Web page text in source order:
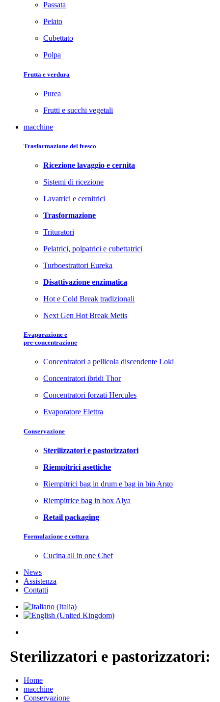
Passata
Pelato
Cubettato
Polpa
Frutta e verdura
Purea
Frutti e succhi vegetali
macchine
Trasformazione del fresco
Ricezione lavaggio e cernita
Sistemi di ricezione
Lavatrici e cernitrici
Trasformazione
Trituratori
Pelatrici, polpatrici e cubettatrici
Turboestrattori Eureka
Disattivazione enzimatica
Hot e Cold Break tradizionali
Next Gen Hot Break Metis
Evaporazione e
pre-concentrazione
Concentratori a pellicola discendente Loki
Concentratori ibridi Thor
Concentratori forzati Hercules
Evaporatore Elettra
Conservazione
Sterilizzatori e pastorizzatori
Riempitrici asettiche
Riempitrici bag in drum e bag in bin Argo
Riempitrice bag in box Alya
Retail packaging
Formulazione e cottura
Cucina all in one Chef
News
Assistenza
Contatti
Sterilizzatori e pastorizzatori:
Home
macchine
Conservazione